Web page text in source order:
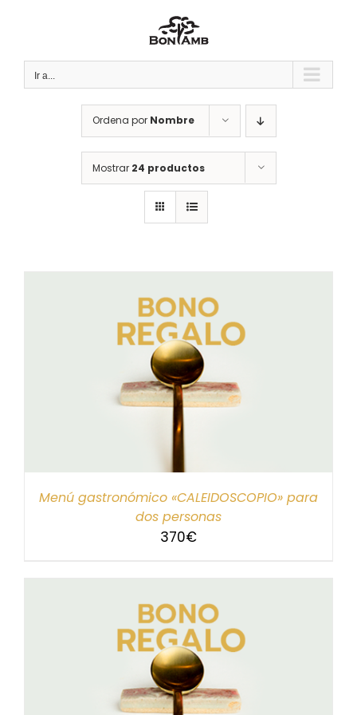
Ir a...
Ordena por Nombre
Mostrar 24 productos
Menú gastronómico «CALEIDOSCOPIO» para
dos personas
370€